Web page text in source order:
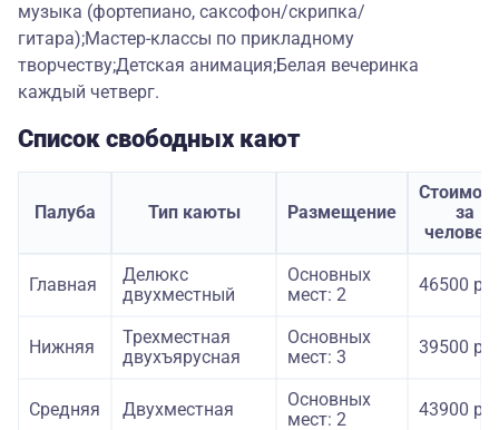
музыка (фортепиано, саксофон/скрипка/
гитара);Мастер-классы по прикладному
творчеству;Детская анимация;Белая вечеринка
каждый четверг.
Список свободных кают
Палуба Тип каюты Размещение
за
Главная
Делюкс
двухместный
Основных
мест: 2
46500
Нижняя
Трехместная
двухъярусная
Основных
мест: 3
39500
Средняя Двухместная
Основных
мест: 2
43900